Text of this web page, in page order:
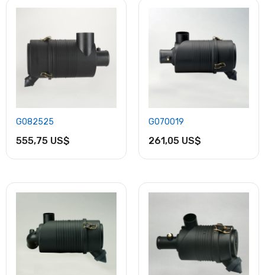
G082525
555,75 US$
G070019
261,05 US$